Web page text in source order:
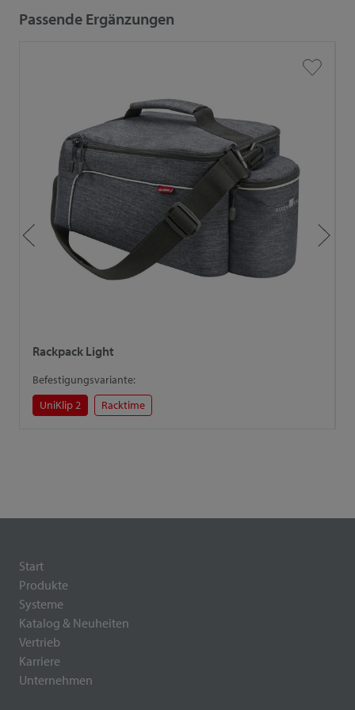
Passende Ergänzungen
Rackpack Light
Befestigungsvariante:
UniKlip 2
Racktime
Start
Produkte
Systeme
Katalog & Neuheiten
Vertrieb
Karriere
Unternehmen